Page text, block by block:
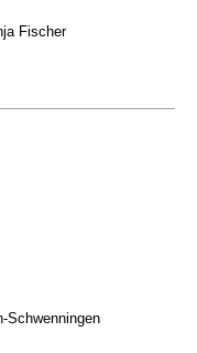
Fischer
Schwenningen